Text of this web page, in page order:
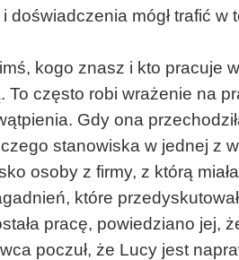
doświadczenia mógł trafić w
kogo znasz i kto pracuje
To często robi wrażenie na
Gdy ona
stanowiska w jednej z
osoby z firmy, z którą
które
pracę, powiedziano jej,
poczuł, że Lucy jest